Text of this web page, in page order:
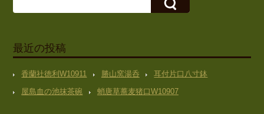
最近の投稿
香蘭社徳利W10911 勝山窯湯呑
耳付片口八寸鉢
屋島血の池抹茶碗
蛸唐草蕎麦猪口W10907